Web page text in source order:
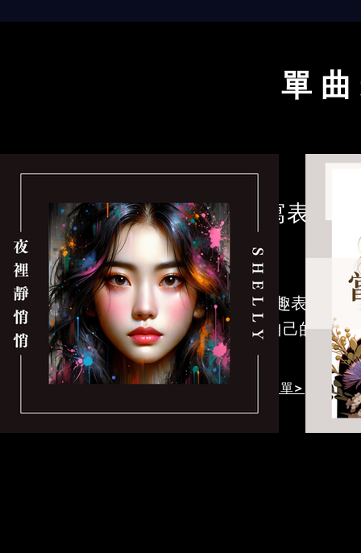
單 曲
新歌
麼樣子的呢?
2 ​填寫表單
填寫我有興趣表單​
開始發行屬於自己的歌！
我有興趣表單>